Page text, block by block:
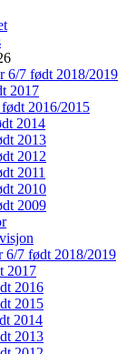
6/7 født 2018/2019
2017
2016/2015
2014
2013
2012
2011
2010
2009
6/7 født 2018/2019
2017
2016
2015
2014
2013